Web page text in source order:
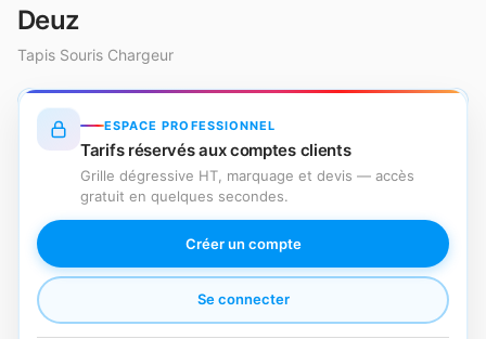
Deuz
Tapis Souris Chargeur
ESPACE PROFESSIONNEL
Tarifs réservés aux comptes clients
Grille dégressive HT, marquage et devis — accès
gratuit en quelques secondes.
Créer un compte
Se connecter